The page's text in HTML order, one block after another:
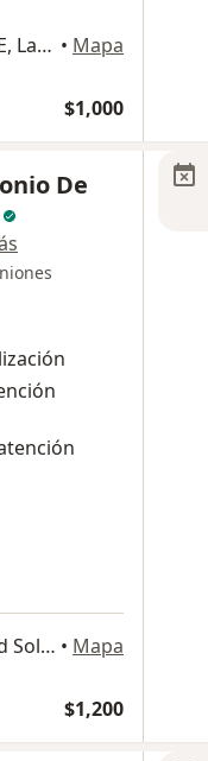
Av. Lic. Benito Juárez García 341 NTE, La Purisima., Metepec • Mapa
$1,000
De
PLAZA PAME Local Num 3 Boulevard Solidaridad las Torres No.605 Colonia MODERNA DE LA CRUZ Toluca Estado de Mexico, Toluca • Mapa
$1,200